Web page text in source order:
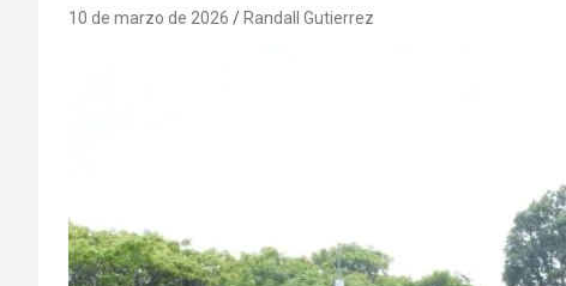
10 de marzo de 2026 Randall Gutierrez